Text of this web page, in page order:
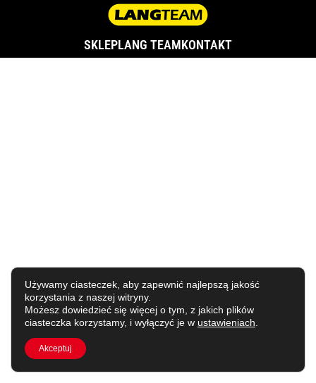
SKLEPLANG TEAMKONTAKT
Używamy ciasteczek, aby zapewnić najlepszą jakość
korzystania z naszej witryny.
Możesz dowiedzieć się więcej o tym, z jakich plików
ciasteczka korzystamy, i wyłączyć je w ustawieniach
Akceptuj